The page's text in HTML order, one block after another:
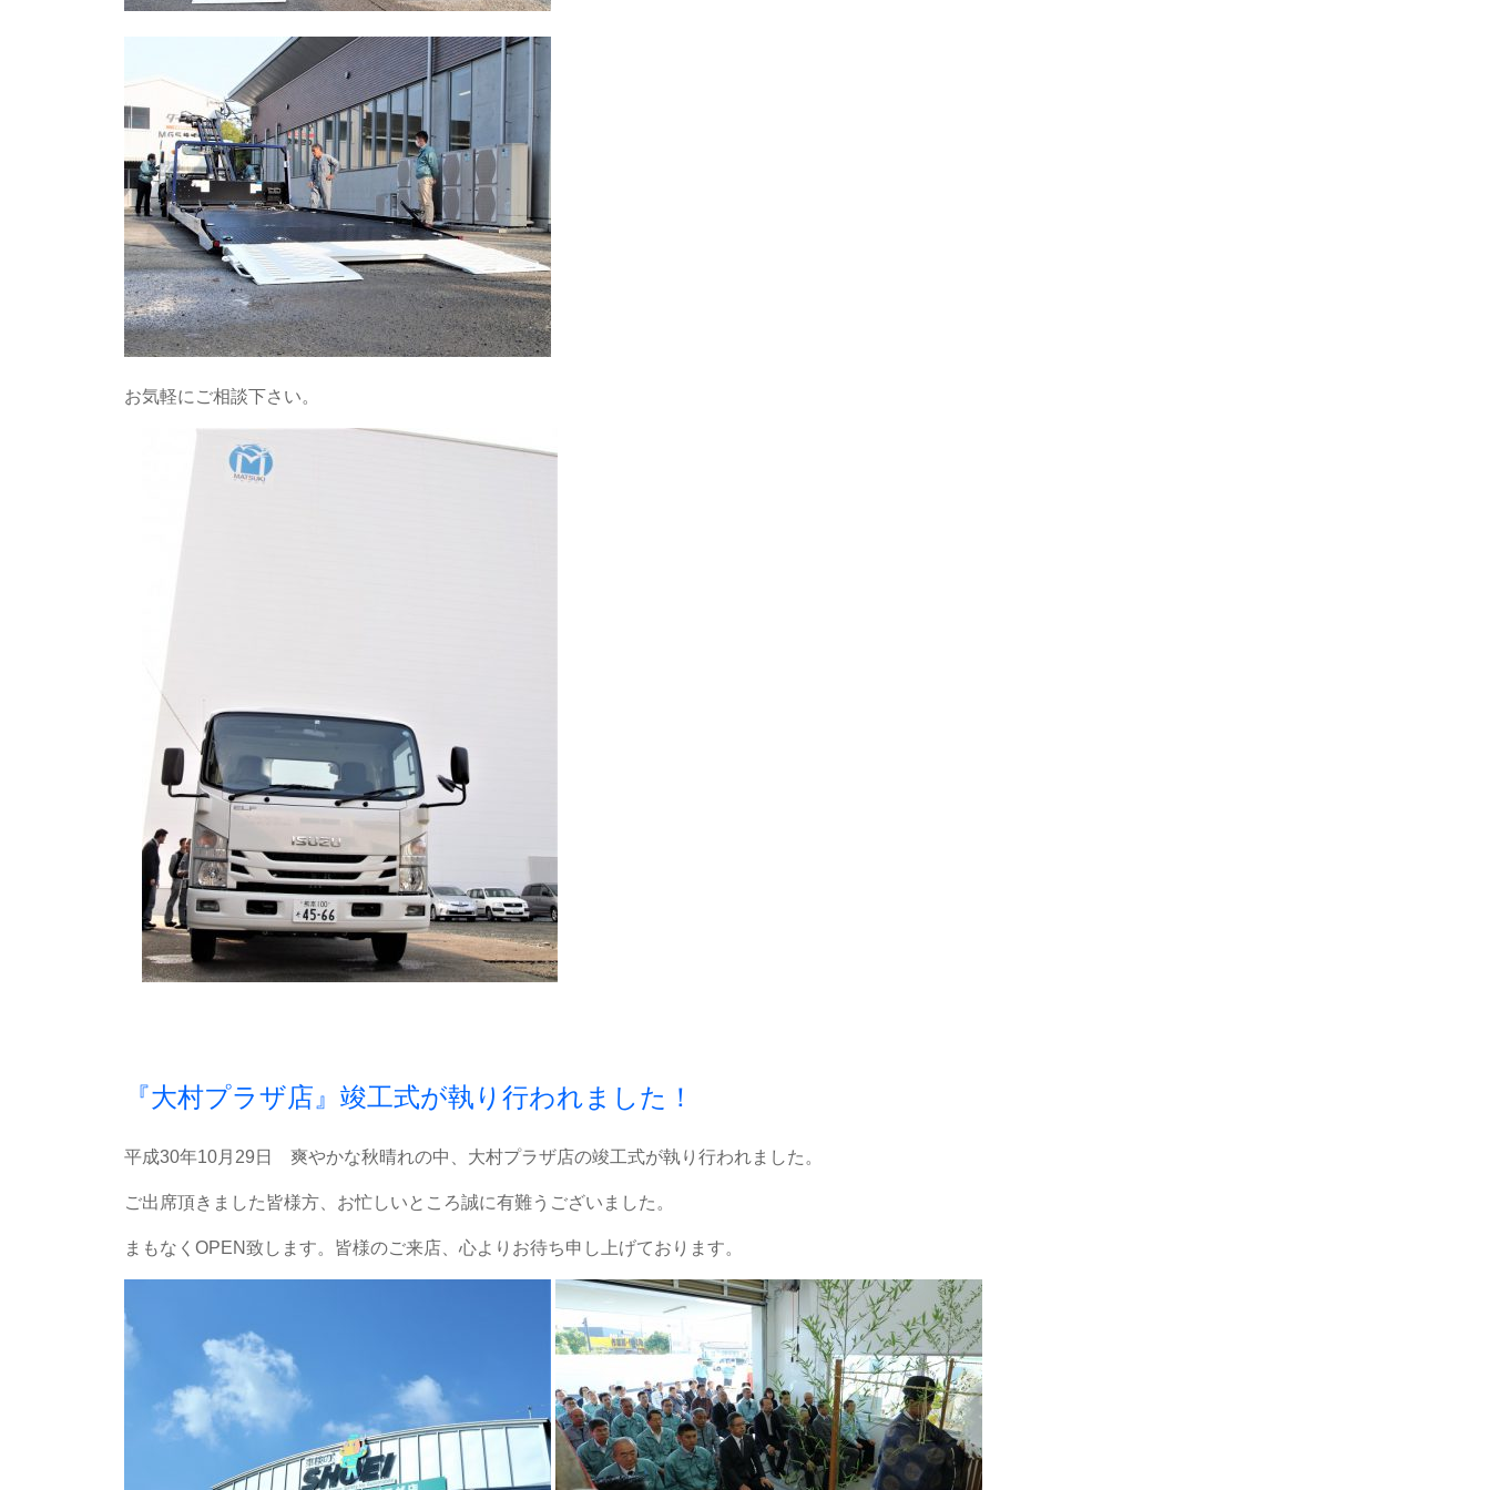
お気軽にご相談下さい。
『大村プラザ店』竣工式が執り行われました！
平成30年10月29日 爽やかな秋晴れの中、大村プラザ店の竣工式が執り行われました。
ご出席頂きました皆様方、お忙しいところ誠に有難うございました。
まもなくOPEN致します。皆様のご来店、心よりお待ち申し上げております。